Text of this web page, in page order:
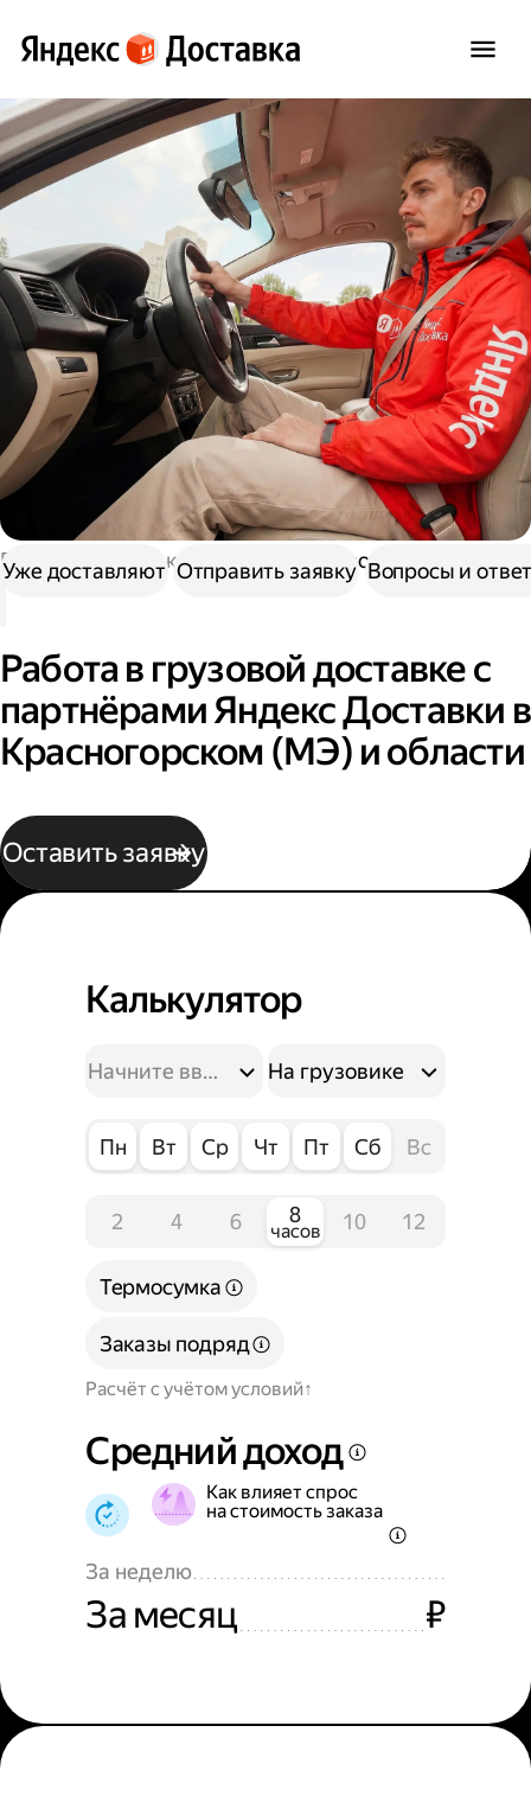
Работа в Доставке Работа в грузовой доставке
Работа в грузовой доставке с
партнёрами Яндекс Доставки в
Красногорском (МЭ) и области
Оставить заявку
Уже доставляют Отправить заявку Вопросы и
Калькулятор
На грузовике
Пн Вт Ср Чт Пт Сб Вс
2 4 6 8
часов 10 12
Расчёт с учётом условий
Термосумка
Заказы подряд
Средний доход
Как влияет спрос
на стоимость заказа
За неделю
За месяц ₽